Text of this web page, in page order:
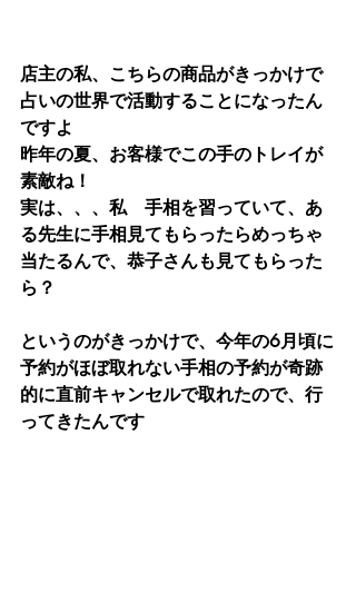
店主の私、こちらの商品がきっかけで
占いの世界で活動することになったん
ですよ
昨年の夏、お客様でこの手のトレイが
素敵ね！
実は、、、私　手相を習っていて、あ
る先生に手相見てもらったらめっちゃ
当たるんで、恭子さんも見てもらった
ら？
というのがきっかけで、今年の6月頃に
予約がほぼ取れない手相の予約が奇跡
的に直前キャンセルで取れたので、行
ってきたんです